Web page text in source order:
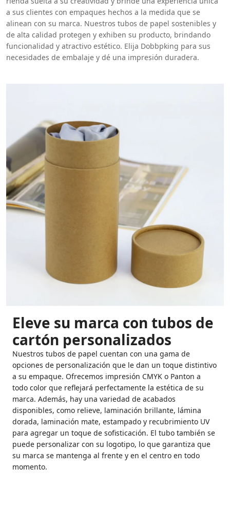
a sus clientes con empaques hechos a la medida que se
alinean con su marca. Nuestros tubos de papel sostenibles y
de alta calidad protegen y exhiben su producto, brindando
funcionalidad y atractivo estético. Elija Dobbpking para sus
necesidades de embalaje y dé una impresión duradera.
Eleve su marca con tubos de
cartón personalizados
Nuestros tubos de papel cuentan con una gama de
opciones de personalización que le dan un toque distintivo
a su empaque. Ofrecemos impresión CMYK o Panton a
todo color que reflejará perfectamente la estética de su
marca. Además, hay una variedad de acabados
disponibles, como relieve, laminación brillante, lámina
dorada, laminación mate, estampado y recubrimiento UV
para agregar un toque de sofisticación. El tubo también se
puede personalizar con su logotipo, lo que garantiza que
su marca se mantenga al frente y en el centro en todo
momento.